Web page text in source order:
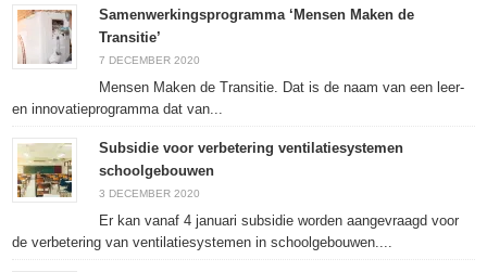
Samenwerkingsprogramma ‘Mensen Maken de
Transitie’
7 DECEMBER 2020
Mensen Maken de Transitie. Dat is de naam van een leer-
en innovatieprogramma dat van...
Subsidie voor verbetering ventilatiesystemen
schoolgebouwen
3 DECEMBER 2020
Er kan vanaf 4 januari subsidie worden aangevraagd voor
de verbetering van ventilatiesystemen in schoolgebouwen....